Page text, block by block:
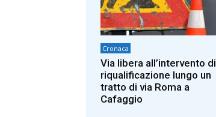
Cronaca
Via libera all’intervento di
riqualificazione lungo un
tratto di via Roma a
Cafaggio